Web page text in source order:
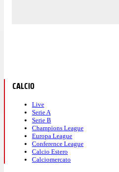
CALCIO
Live
Serie A
Serie B
Champions League
Europa League
Conference League
Calcio Estero
Calciomercato